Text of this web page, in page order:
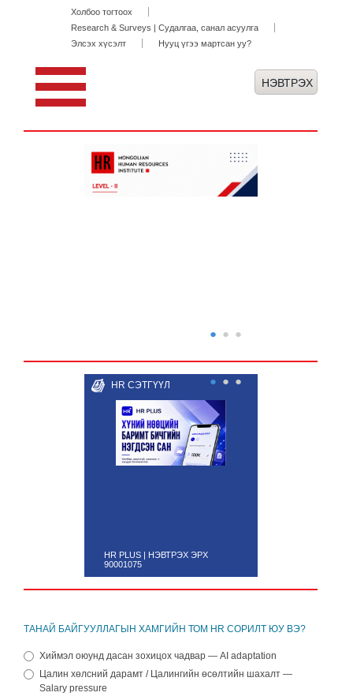
Холбоо тогтоох
Research & Surveys | Судалгаа, санал асуулга
Элсэх хүсэлт
Нууц үгээ мартсан уу?
● ● ●
HR СЭТГҮҮЛ
HR PLUS | НЭВТРЭХ ЭРХ
90001075
● ● ●
ТАНАЙ БАЙГУУЛЛАГЫН ХАМГИЙН ТОМ HR СОРИЛТ ЮУ ВЭ?
Хиймэл оюунд дасан зохицох чадвар — AI adaptation
Цалин хөлсний дарамт / Цалингийн өсөлтийн шахалт —
Salary pressure